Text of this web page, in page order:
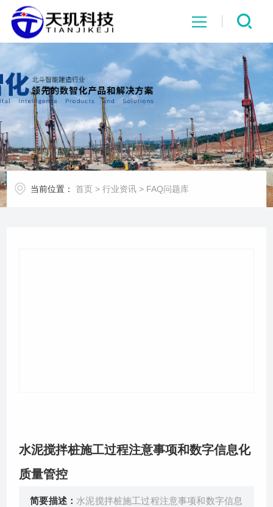
网站首页
系统中心
解决方案
项目案例
当前位置： 首页 >行业资讯 > FAQ问题库
水泥搅拌桩施工过程注意事项和数字信息化
质量管控
简要描述： 水泥搅拌桩施工过程注意事项和数字信息